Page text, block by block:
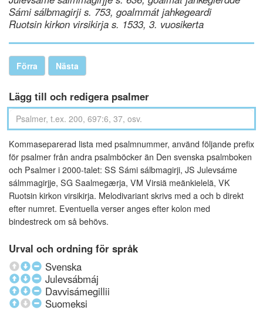
Sámi sálbmagirji s. 753, goalmmát jahkegeardi
Ruotsin kirkon virsikirja s. 1533, 3. vuosikerta
Förra Nästa
Lägg till och redigera psalmer
Kommaseparerad lista med psalmnummer, använd följande prefix
för psalmer från andra psalmböcker än Den svenska psalmboken
och Psalmer i 2000-talet: SS Sámi sálbmagirji, JS Julevsáme
sálmmagirjje, SG Saalmegærja, VM Virsiä meänkielelä, VK
Ruotsin kirkon virsikirja. Melodivariant skrivs med a och b direkt
efter numret. Eventuella verser anges efter kolon med
bindestreck om så behövs.
Urval och ordning för språk
Svenska
Julevsábmáj
Davvisámegillii
Suomeksi